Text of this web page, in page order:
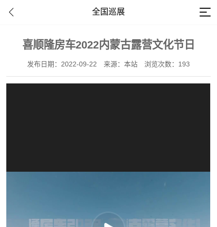
全国巡展
喜顺隆房车2022内蒙古露营文化节日
发布日期：2022-09-22 来源：本站 浏览次数：193